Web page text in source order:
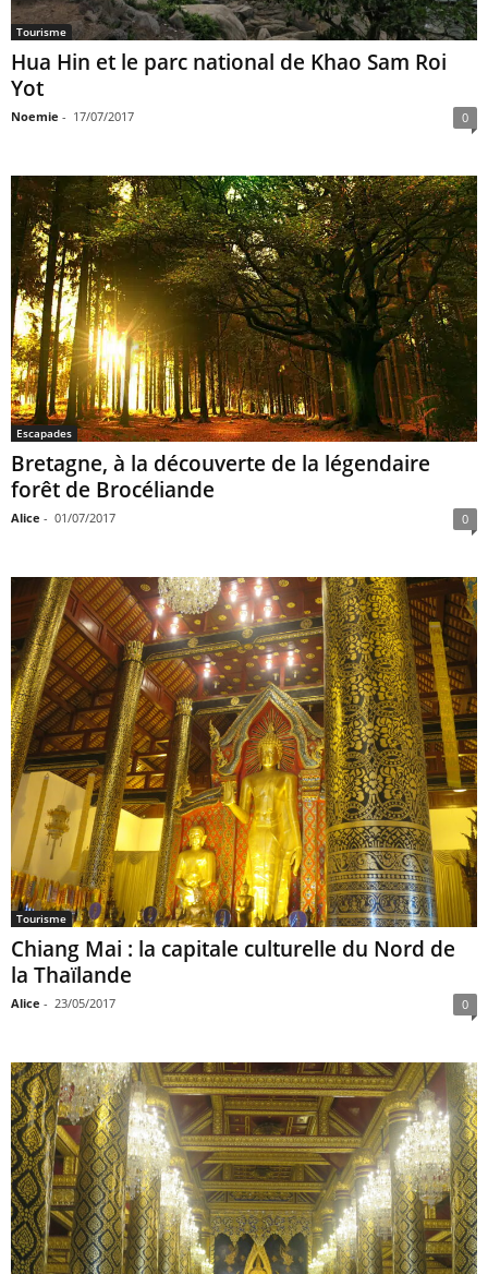
Tourisme
Hua Hin et le parc national de Khao Sam Roi
Yot
Noemie - 17/07/2017 0
Escapades
Bretagne, à la découverte de la légendaire
forêt de Brocéliande
Alice - 01/07/2017 0
Tourisme
Chiang Mai : la capitale culturelle du Nord de
la Thaïlande
Alice - 23/05/2017 0